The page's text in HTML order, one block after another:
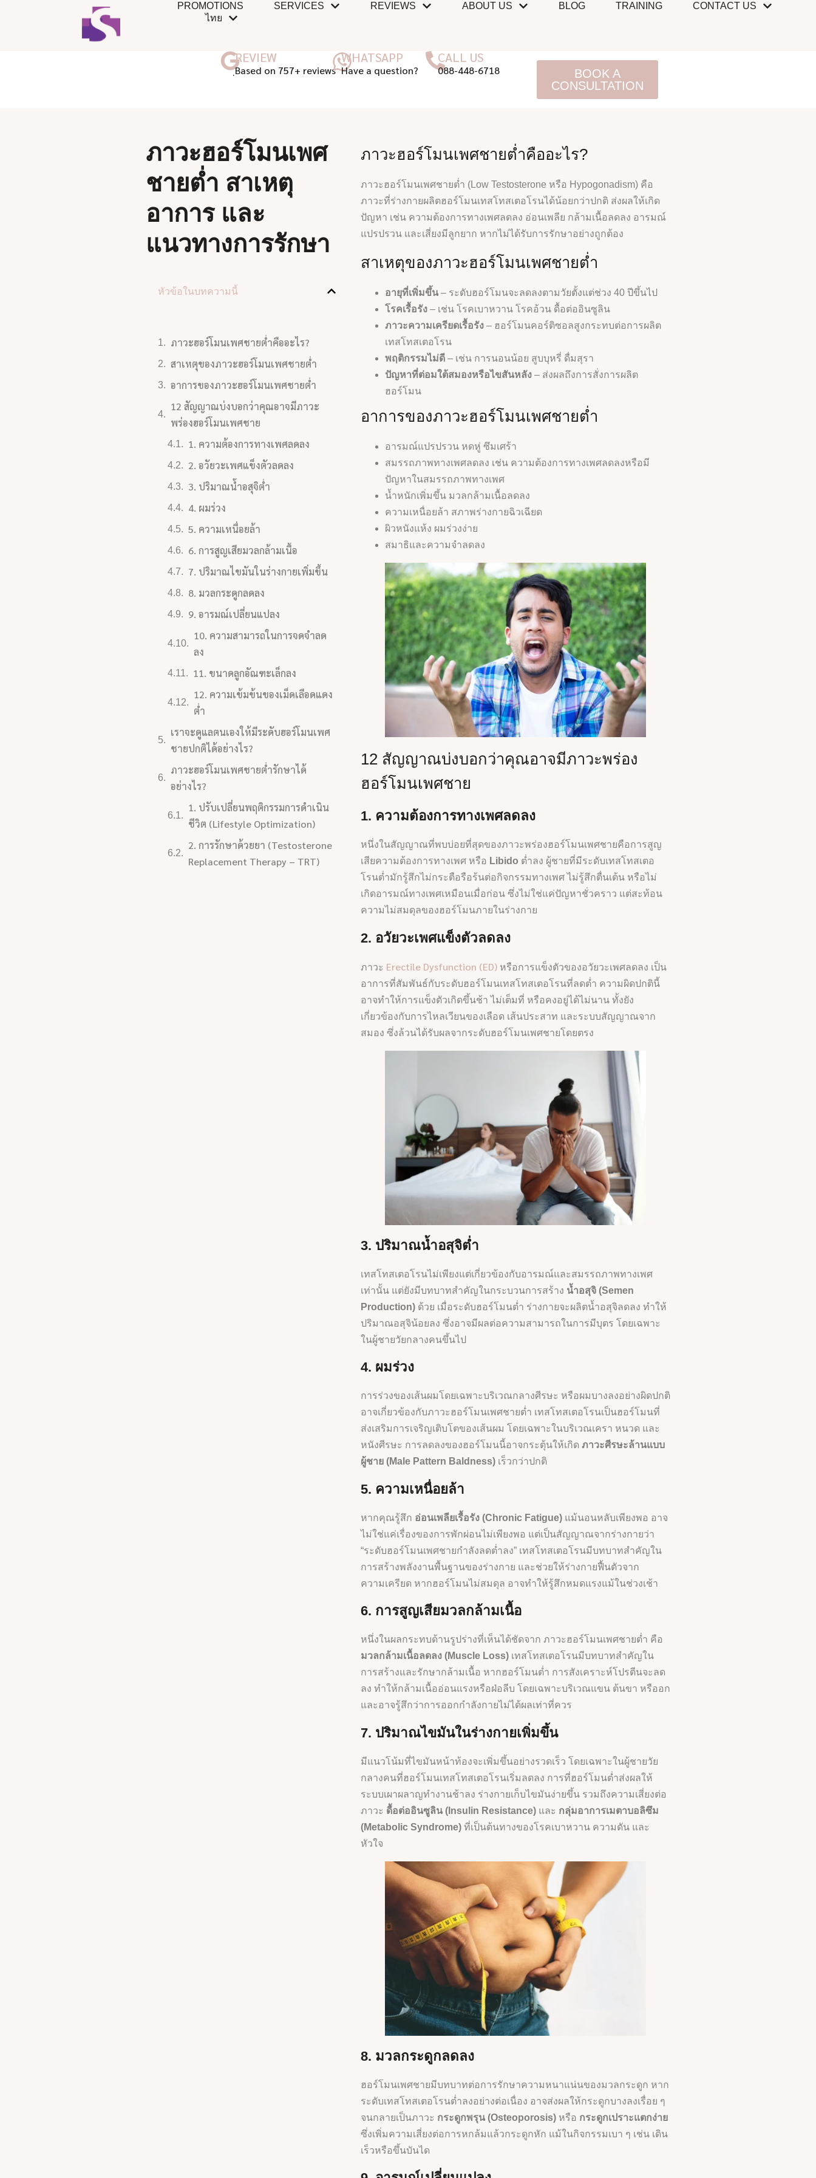
PROMOTIONS SERVICES REVIEWS ABOUT US BLOG TRAINING
CONTACT US
ไทย
REVIEW
ฺBased on 757+ reviews
WHATSAPP
Have a question?
CALL US
088-448-6718
BOOK A
CONSULTATION
ภาวะฮอร์โมนเพศ
ชายต่ำ สาเหตุ
อาการ และ
แนวทางการรักษา
หัวข้อในบทความนี้
ภาวะฮอร์โมนเพศชายต่ำคืออะไร?
สาเหตุของภาวะฮอร์โมนเพศชายต่ำ
อาการของภาวะฮอร์โมนเพศชายต่ำ
12 สัญญาณบ่งบอกว่าคุณอาจมีภาวะ
พร่องฮอร์โมนเพศชาย
1. ความต้องการทางเพศลดลง
2. อวัยวะเพศแข็งตัวลดลง
3. ปริมาณน้ำอสุจิต่ำ
4. ผมร่วง
5. ความเหนื่อยล้า
6. การสูญเสียมวลกล้ามเนื้อ
7. ปริมาณไขมันในร่างกายเพิ่มขึ้น
8. มวลกระดูกลดลง
9. อารมณ์เปลี่ยนแปลง
10. ความสามารถในการจดจำลด
ลง
11. ขนาดลูกอัณฑะเล็กลง
12. ความเข้มข้นของเม็ดเลือดแดง
ต่ำ
เราจะดูแลตนเองให้มีระดับฮอร์โมนเพศ
ชายปกติได้อย่างไร?
ภาวะฮอร์โมนเพศชายต่ำรักษาได้
อย่างไร?
1. ปรับเปลี่ยนพฤติกรรมการดำเนิน
ชีวิต (Lifestyle Optimization)
2. การรักษาด้วยยา (Testosterone
Replacement Therapy – TRT)
ภาวะฮอร์โมนเพศชายต่ำคืออะไร?
ภาวะฮอร์โมนเพศชายต่ำ (Low Testosterone หรือ Hypogonadism) คือ
ภาวะที่ร่างกายผลิตฮอร์โมนเทสโทสเตอโรนได้น้อยกว่าปกติ ส่งผลให้เกิด
ปัญหา เช่น ความต้องการทางเพศลดลง อ่อนเพลีย กล้ามเนื้อลดลง อารมณ์
แปรปรวน และเสี่ยงมีลูกยาก หากไม่ได้รับการรักษาอย่างถูกต้อง
สาเหตุของภาวะฮอร์โมนเพศชายต่ำ
อายุที่เพิ่มขึ้น– ระดับฮอร์โมนจะลดลงตามวัยตั้งแต่ช่วง 40 ปีขึ้นไป
โรคเรื้อรัง– เช่น โรคเบาหวาน โรคอ้วน ดื้อต่ออินซูลิน
ภาวะความเครียดเรื้อรัง– ฮอร์โมนคอร์ติซอลสูงกระทบต่อการผลิต
เทสโทสเตอโรน
พฤติกรรมไม่ดี– เช่น การนอนน้อย สูบบุหรี่ ดื่มสุรา
ปัญหาที่ต่อมใต้สมองหรือไขสันหลัง– ส่งผลถึงการสั่งการผลิต
ฮอร์โมน
อาการของภาวะฮอร์โมนเพศชายต่ำ
อารมณ์แปรปรวน หดหู่ ซึมเศร้า
สมรรถภาพทางเพศลดลง เช่น ความต้องการทางเพศลดลงหรือมี
ปัญหาในสมรรถภาพทางเพศ
น้ำหนักเพิ่มขึ้น มวลกล้ามเนื้อลดลง
ความเหนื่อยล้า สภาพร่างกายฉิวเฉียด
ผิวหนังแห้ง ผมร่วงง่าย
สมาธิและความจำลดลง
12 สัญญาณบ่งบอกว่าคุณอาจมีภาวะพร่อง
ฮอร์โมนเพศชาย
1. ความต้องการทางเพศลดลง
หนึ่งในสัญญาณที่พบบ่อยที่สุดของภาวะพร่องฮอร์โมนเพศชายคือการสูญ
เสียความต้องการทางเพศ หรือ Libido ต่ำลง ผู้ชายที่มีระดับเทสโทสเตอ
โรนต่ำมักรู้สึกไม่กระตือรือร้นต่อกิจกรรมทางเพศ ไม่รู้สึกตื่นเต้น หรือไม่
เกิดอารมณ์ทางเพศเหมือนเมื่อก่อน ซึ่งไม่ใช่แค่ปัญหาชั่วคราว แต่สะท้อน
ความไม่สมดุลของฮอร์โมนภายในร่างกาย
2. อวัยวะเพศแข็งตัวลดลง
ภาวะ Erectile Dysfunction (ED)หรือการแข็งตัวของอวัยวะเพศลดลง เป็น
อาการที่สัมพันธ์กับระดับฮอร์โมนเทสโทสเตอโรนที่ลดต่ำ ความผิดปกตินี้
อาจทำให้การแข็งตัวเกิดขึ้นช้า ไม่เต็มที่ หรือคงอยู่ได้ไม่นาน ทั้งยัง
เกี่ยวข้องกับการไหลเวียนของเลือด เส้นประสาท และระบบสัญญาณจาก
สมอง ซึ่งล้วนได้รับผลจากระดับฮอร์โมนเพศชายโดยตรง
3. ปริมาณน้ำอสุจิต่ำ
เทสโทสเตอโรนไม่เพียงแต่เกี่ยวข้องกับอารมณ์และสมรรถภาพทางเพศ
เท่านั้น แต่ยังมีบทบาทสำคัญในกระบวนการสร้าง น้ำอสุจิ (Semen
Production)ด้วย เมื่อระดับฮอร์โมนต่ำ ร่างกายจะผลิตน้ำอสุจิลดลง ทำให้
ปริมาณอสุจิน้อยลง ซึ่งอาจมีผลต่อความสามารถในการมีบุตร โดยเฉพาะ
ในผู้ชายวัยกลางคนขึ้นไป
4. ผมร่วง
การร่วงของเส้นผมโดยเฉพาะบริเวณกลางศีรษะ หรือผมบางลงอย่างผิดปกติ
อาจเกี่ยวข้องกับภาวะฮอร์โมนเพศชายต่ำ เทสโทสเตอโรนเป็นฮอร์โมนที่
ส่งเสริมการเจริญเติบโตของเส้นผม โดยเฉพาะในบริเวณเครา หนวด และ
หนังศีรษะ การลดลงของฮอร์โมนนี้อาจกระตุ้นให้เกิด ภาวะศีรษะล้านแบบ
ผู้ชาย (Male Pattern Baldness)เร็วกว่าปกติ
5. ความเหนื่อยล้า
หากคุณรู้สึก อ่อนเพลียเรื้อรัง (Chronic Fatigue)แม้นอนหลับเพียงพอ อาจ
ไม่ใช่แค่เรื่องของการพักผ่อนไม่เพียงพอ แต่เป็นสัญญาณจากร่างกายว่า
“ระดับฮอร์โมนเพศชายกำลังลดต่ำลง” เทสโทสเตอโรนมีบทบาทสำคัญใน
การสร้างพลังงานพื้นฐานของร่างกาย และช่วยให้ร่างกายฟื้นตัวจาก
ความเครียด หากฮอร์โมนไม่สมดุล อาจทำให้รู้สึกหมดแรงแม้ในช่วงเช้า
6. การสูญเสียมวลกล้ามเนื้อ
หนึ่งในผลกระทบด้านรูปร่างที่เห็นได้ชัดจาก ภาวะฮอร์โมนเพศชายต่ำ คือ
มวลกล้ามเนื้อลดลง (Muscle Loss)เทสโทสเตอโรนมีบทบาทสำคัญใน
การสร้างและรักษากล้ามเนื้อ หากฮอร์โมนต่ำ การสังเคราะห์โปรตีนจะลด
ลง ทำให้กล้ามเนื้ออ่อนแรงหรือฝ่อลีบ โดยเฉพาะบริเวณแขน ต้นขา หรืออก
และอาจรู้สึกว่าการออกกำลังกายไม่ได้ผลเท่าที่ควร
7. ปริมาณไขมันในร่างกายเพิ่มขึ้น
มีแนวโน้มที่ไขมันหน้าท้องจะเพิ่มขึ้นอย่างรวดเร็ว โดยเฉพาะในผู้ชายวัย
กลางคนที่ฮอร์โมนเทสโทสเตอโรนเริ่มลดลง การที่ฮอร์โมนต่ำส่งผลให้
ระบบเผาผลาญทำงานช้าลง ร่างกายเก็บไขมันง่ายขึ้น รวมถึงความเสี่ยงต่อ
ภาวะ ดื้อต่ออินซูลิน (Insulin Resistance)และ กลุ่มอาการเมตาบอลิซึม
(Metabolic Syndrome)ที่เป็นต้นทางของโรคเบาหวาน ความดัน และ
หัวใจ
8. มวลกระดูกลดลง
ฮอร์โมนเพศชายมีบทบาทต่อการรักษาความหนาแน่นของมวลกระดูก หาก
ระดับเทสโทสเตอโรนต่ำลงอย่างต่อเนื่อง อาจส่งผลให้กระดูกบางลงเรื่อย ๆ
จนกลายเป็นภาวะ กระดูกพรุน (Osteoporosis)หรือ กระดูกเปราะแตกง่าย
ซึ่งเพิ่มความเสี่ยงต่อการหกล้มแล้วกระดูกหัก แม้ในกิจกรรมเบา ๆ เช่น เดิน
เร็วหรือขึ้นบันได